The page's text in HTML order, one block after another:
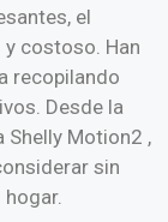
el
costoso. Han
recopilando
Desde la
Shelly Motion2 ,
sin